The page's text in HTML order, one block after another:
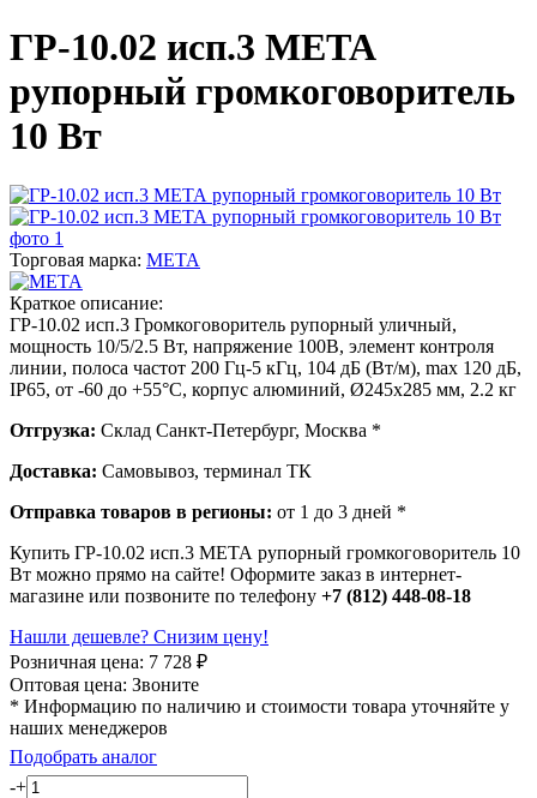
ГР-10.02 исп.3 МЕТА
рупорный громкоговоритель
10 Вт
Торговая марка: МЕТА
Краткое описание:
ГР-10.02 исп.3 Громкоговоритель рупорный уличный,
мощность 10/5/2.5 Вт, напряжение 100В, элемент контроля
линии, полоса частот 200 Гц-5 кГц, 104 дБ (Вт/м), max 120 дБ,
IP65, от -60 до +55°С, корпус алюминий, Ø245х285 мм, 2.2 кг
Отгрузка: Склад Санкт-Петербург, Москва *
Доставка: Самовывоз, терминал ТК
Отправка товаров в регионы: от 1 до 3 дней *
Купить ГР-10.02 исп.3 МЕТА рупорный громкоговоритель 10
Вт можно прямо на сайте! Оформите заказ в интернет-
магазине или позвоните по телефону +7 (812) 448-08-18
Нашли дешевле? Снизим цену!
Розничная цена: 7 728 ₽
Оптовая цена: Звоните
* Информацию по наличию и стоимости товара уточняйте у
наших менеджеров
Подобрать аналог
-+